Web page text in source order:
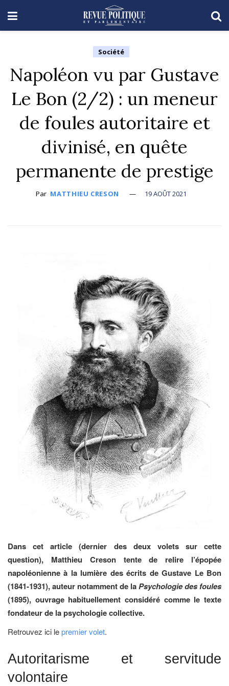
Société
Napoléon vu par Gustave
Le Bon (2/2) : un meneur
de foules autoritaire et
divinisé, en quête
permanente de prestige
Par MATTHIEU CRESON 19 AOÛT 2021
Dans cet article (dernier des deux volets sur cette
question), Matthieu Creson tente de relire l’épopée
napoléonienne à la lumière des écrits de Gustave Le Bon
(1841-1931), auteur notamment de laPsychologie des foules
(1895), ouvrage habituellement considéré comme le texte
fondateur de la psychologie collective.
Retrouvez ici lepremier volet.
Autoritarisme et servitude
volontaire